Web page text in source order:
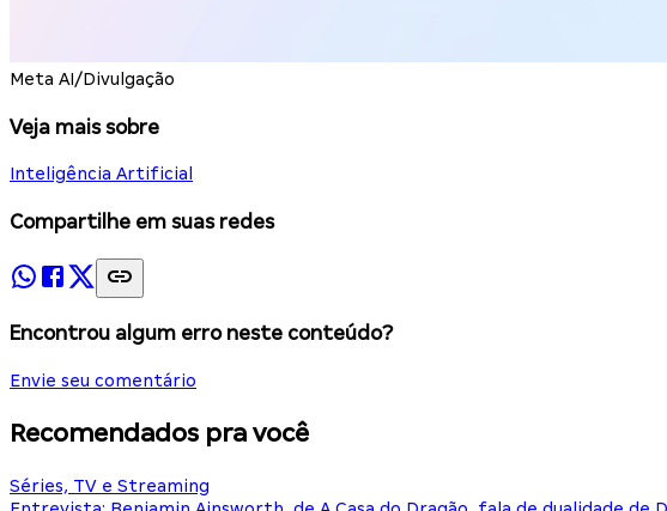
Meta AI/Divulgação
Veja mais sobre
Inteligência Artificial
Compartilhe em suas redes
Encontrou algum erro neste conteúdo?
Envie seu comentário
Recomendados pra você
Séries, TV e Streaming